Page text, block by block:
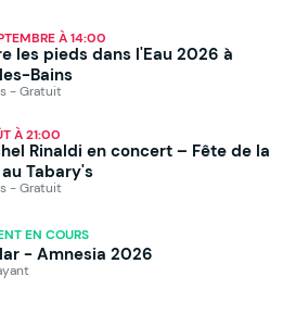
À 14:00
les pieds dans l'Eau 2026 à
Bains
- Gratuit
À 21:00
Rinaldi en concert – Fête de la
Tabary's
- Gratuit
EN COURS
- Amnesia 2026